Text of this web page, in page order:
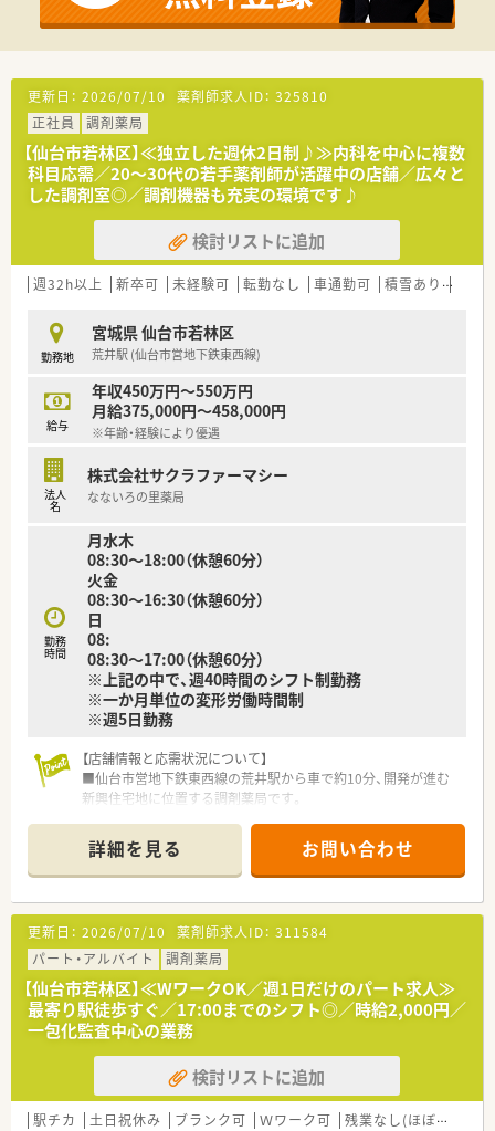
■代表取締役も薬剤師であり、従業員との距離が近く非常に風通
しの良い職場環境です。
■エリアマネージャーによる入社後のサポート体制も整ってお
■服装も自由度が高く、パーマやネクタイなしも可能で、同業他
社以外であれば副業も可能です。
【法人特徴について】
■宮城県と岩手県で調剤薬局のほか訪問看護や居宅介護支援事
業所などを広く展開しています。
■在宅医療と外来対応のハイブリッド型薬局を目指し、地域医療
に幅広く貢献しています。
■社内に看護師やケアマネジャーなど多職種が在籍し、在宅医療
での連携がとりやすいです。
更新日： 2026/07/10 薬剤師求人ID： 325810
正社員
調剤薬局
【仙台市若林区】≪独立した週休2日制♪≫内科を中心に複数
科目応需／20～30代の若手薬剤師が活躍中の店舗／広々と
した調剤室◎／調剤機器も充実の環境です♪
検討リストに追加
週32h以上 新卒可 未経験可 転勤なし 車通勤可 積雪あり
勤務地
宮城県 仙台市若林区
荒井駅 (仙台市営地下鉄東西線)
給与
年収450万円～550万円
月給375,000円～458,000円
※年齢・経験により優遇
法人
名
株式会社サクラファーマシー
なないろの里薬局
勤務
時間
月水木
08:30～18:00（休憩60分）
火金
08:30～16:30（休憩60分）
日
08:
08:30～17:00（休憩60分）
※上記の中で、週40時間のシフト制勤務
※一か月単位の変形労働時間制
※週5日勤務
【店舗情報と応需状況について】
■仙台市営地下鉄東西線の荒井駅から車で約10分、開発が進む
新興住宅地に位置する調剤薬局です。
のため専門性を高めることができます。
■処方箋は1日平均80枚、日曜は100枚程度で、薬剤師は常時4名
体制で業務にあたります。
【求人情報について】
■ご経験や能力を考慮し、年収450万円から550万円の範囲で優
遇されるため、高収入が期待できます。
■年間休日は120日以上あり、土曜日と他1日の完全週休2日制で
プライベートの時間も確保できます。
■世帯主の方には住宅手当を支給するほか、退職金制度や産休・
育休制度など福利厚生が充実しています。
【職場環境と雰囲気】
■管理薬剤師をはじめ20代から30代の若手スタッフが中心とな
って活躍しており、活気のある職場です。
詳細を見る お問い合わせ
更新日： 2026/07/10 薬剤師求人ID： 311584
パート・アルバイト
調剤薬局
【仙台市若林区】≪WワークOK／週1日だけのパート求人≫
最寄り駅徒歩すぐ／17:00までのシフト◎／時給2,000円／
一包化監査中心の業務
検討リストに追加
駅チカ 土日祝休み ブランク可 Ｗワーク可 残業なし(ほぼなし含む)